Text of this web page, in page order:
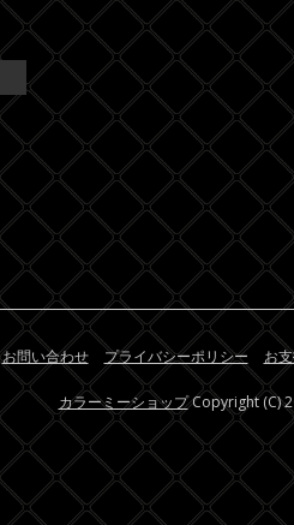
お問い合わせ プライバシーポリシー お
カラーミーショップCopyright (C)